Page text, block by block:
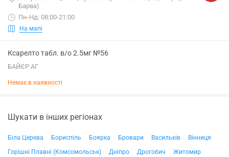
Барва)
Пн-Нд: 08:00-21:00
На мапі
Ксарелто табл. в/о 2.5мг №56
БАЙЄР АГ
Немає в наявності
Шукати в інших регіонах
Біла Церква Бориспіль Боярка Бровари Васильків
Вінниця
Горішні Плавні (Комсомольськ)
Дніпро Дрогобич
Житомир